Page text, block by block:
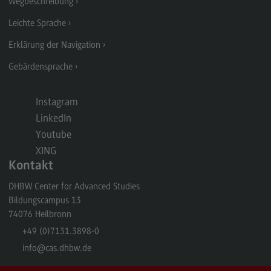
Kontakt
Supply Chain Management, Logistics, Production
Supply Chain Management, Logistics,
Berufsperspektiven
Kontakt
Transkulturelle Traumapädagogik
Transkulturelle Traumapädagogik
Modulangebot
Kontakt
Wirtschaftsinformatik
Wirtschaftsinformatik
Leichte Sprache
Erklärung der Navigation
Gebärdensprache
Instagram
LinkedIn
Youtube
XING
Kontakt
DHBW Center for Advanced Studies
Bildungscampus 13
74076 Heilbronn
+49 (0)7131.3898-0
info@cas.dhbw.de